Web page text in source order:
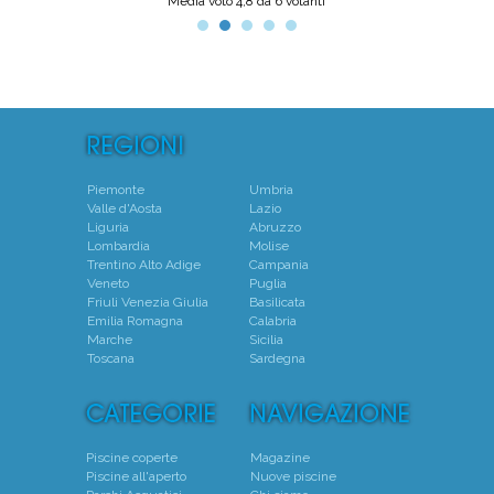
Piemonte
Valle d'Aosta
Liguria
Lombardia
Trentino Alto Adige
Veneto
Friuli Venezia Giulia
Emilia Romagna
Marche
Toscana
Umbria
Lazio
Abruzzo
Molise
Campania
Puglia
Basilicata
Calabria
Sicilia
Sardegna
Piscine coperte
Piscine all'aperto
Magazine
Nuove piscine